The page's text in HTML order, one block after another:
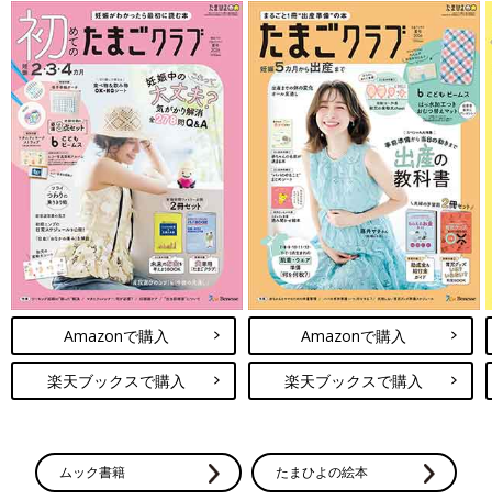
４．腱鞘炎解消ストレッチ
最後に、腱鞘炎で手首が痛いときにおすすめのストレッチを紹
介。正座の姿勢から、手の指が自分の体のほうを向くようにして
近づけて、痛みが出ないように調整しましょう。
監修／中村真奈美先生
Amazonで購入
楽天ブックスで購入
Amazonで購入
楽天ブックスで購入
ムック書籍 たまひよの絵本